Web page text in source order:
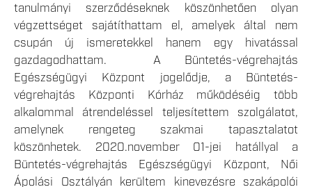
tanulmányi szerződéseknek köszönhetően olyan
végzettséget sajátíthattam el, amelyek által nem
csupán új ismeretekkel hanem egy hivatással
gazdagodhattam. A Büntetés-végrehajtás
Egészségügyi Központ jogelődje, a Büntetés-
végrehajtás Központi Kórház működéséig több
alkalommal átrendeléssel teljesítettem szolgálatot,
amelynek rengeteg szakmai tapasztalatot
köszönhetek. 2020.november 01-jei hatállyal a
Büntetés-végrehajtás Egészségügyi Központ, Női
Ápolási Osztályán kerültem kinevezésre szakápolói